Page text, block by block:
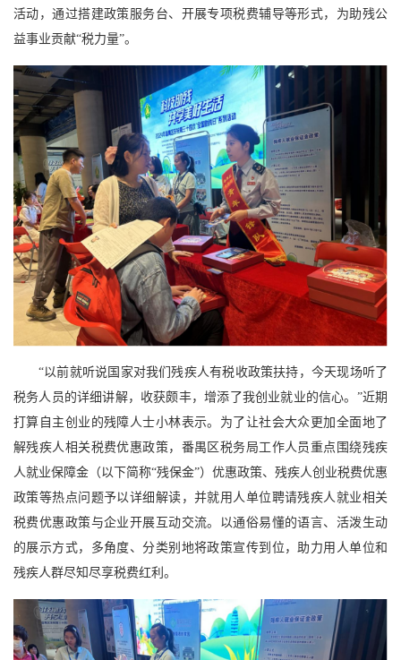
活动，通过搭建政策服务台、开展专项税费辅导等形式，为助残公
益事业贡献“税力量”。
“以前就听说国家对我们残疾人有税收政策扶持，今天现场听了
税务人员的详细讲解，收获颇丰，增添了我创业就业的信心。”近期
打算自主创业的残障人士小林表示。为了让社会大众更加全面地了
解残疾人相关税费优惠政策，番禺区税务局工作人员重点围绕残疾
人就业保障金（以下简称“残保金”）优惠政策、残疾人创业税费优惠
政策等热点问题予以详细解读，并就用人单位聘请残疾人就业相关
税费优惠政策与企业开展互动交流。以通俗易懂的语言、活泼生动
的展示方式，多角度、分类别地将政策宣传到位，助力用人单位和
残疾人群尽知尽享税费红利。